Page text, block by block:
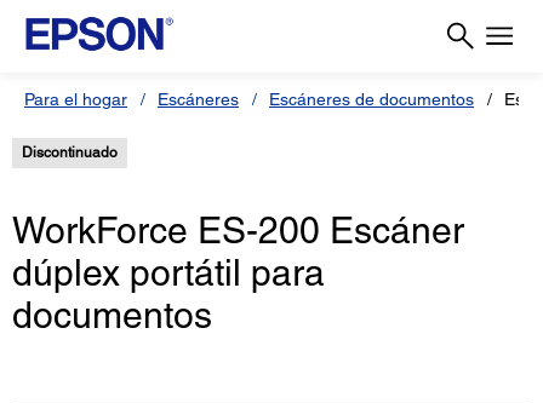
Para el hogar Escáneres Escáneres de documentos
Discontinuado
WorkForce ES-200 Escáner
dúplex portátil para
documentos